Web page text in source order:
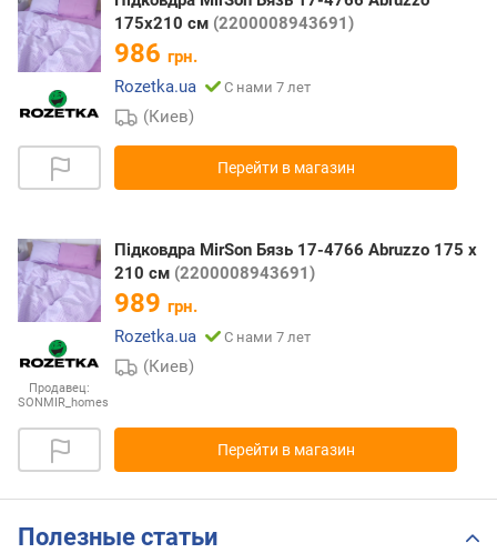
175х210 см (2200008943691)
986 грн.
Rozetka.ua
С нами 7 лет
(Киев)
Перейти в магазин
Продавец:
SONMIR_homes
Підковдра MirSon Бязь 17-4766 Abruzzo 175 x
210 см (2200008943691)
989 грн.
Rozetka.ua
С нами 7 лет
(Киев)
Перейти в магазин
Полезные статьи